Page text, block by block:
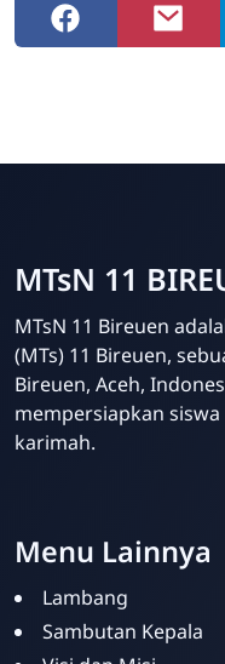
MTsN 11
MTsN 11 Bireuen
(MTs) 11 Bireuen,
Bireuen, Aceh,
mempersiapkan
karimah.
Menu Lainnya
Lambang
Sambutan Kepala